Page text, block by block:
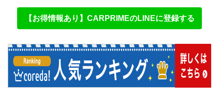
【お得情報あり】CARPRIMEのLINEに登録する